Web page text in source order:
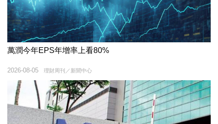
萬潤今年EPS年增率上看80%
理財周刊／新聞中心
2026-08-05